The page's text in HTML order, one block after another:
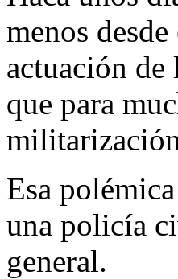
menos
actuación de
que para
Esa
una policía
general.